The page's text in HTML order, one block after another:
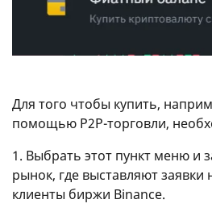
Для того чтобы купить,
помощью P2P-торговли,
1. Выбрать этот пункт меню и
рынок, где выставляют заявки
клиенты биржи Binance.